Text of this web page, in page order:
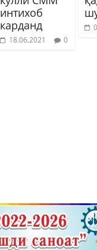
интихоб
карданд
18.06.2021 0